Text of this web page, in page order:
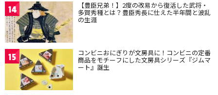
14 【豊臣兄弟！】2度の改易から復活した武将・
多賀秀種とは？豊臣秀長に仕えた半年間と波乱
の生涯
15 コンビニおにぎりが文房具に！コンビニの定番
商品をモチーフにした文房具シリーズ『ジムマ
ート』誕生